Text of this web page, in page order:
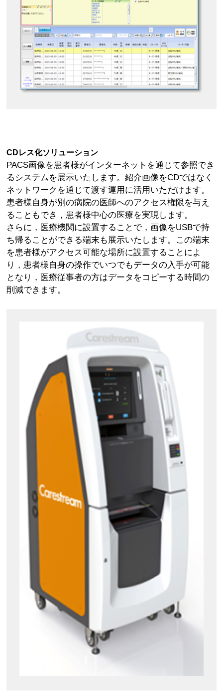
CDレス化ソリューション
PACS画像を患者様がインターネットを通じて参照でき
るシステムを展示いたします。紹介画像をCDではなく
ネットワークを通じて渡す運用に活用いただけます。
患者様自身が別の病院の医師へのアクセス権限を与え
ることもでき，患者様中心の医療を実現します。
さらに，医療機関に設置することで，画像をUSBで持
ち帰ることができる端末も展示いたします。この端末
を患者様がアクセス可能な場所に設置することによ
り，患者様自身の操作でいつでもデータの入手が可能
となり，医療従事者の方はデータをコピーする時間の
削減できます。